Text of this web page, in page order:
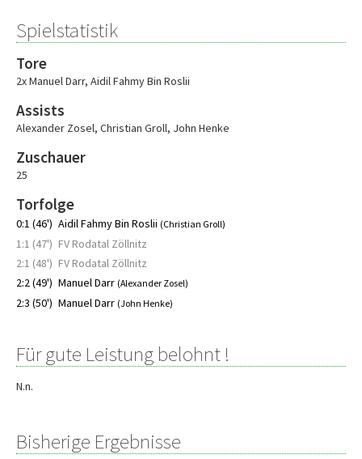
Spielstatistik
Tore
2x Manuel Darr, Aidil Fahmy Bin Roslii
Assists
Alexander Zosel, Christian Groll, John Henke
Zuschauer
25
Torfolge
0:1 (46') Aidil Fahmy Bin Roslii (Christian Groll)
1:1 (47') FV Rodatal Zöllnitz
2:1 (48') FV Rodatal Zöllnitz
2:2 (49') Manuel Darr (Alexander Zosel)
2:3 (50') Manuel Darr (John Henke)
Für gute Leistung belohnt !
N.n.
Bisherige Ergebnisse